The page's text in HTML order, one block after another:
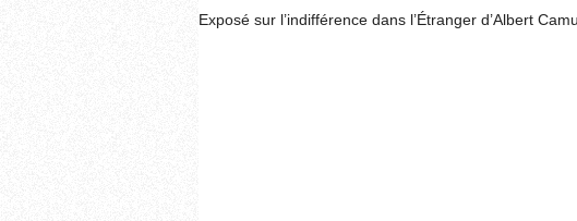
Exposé sur l’indifférence dans l’Étranger d’Albert